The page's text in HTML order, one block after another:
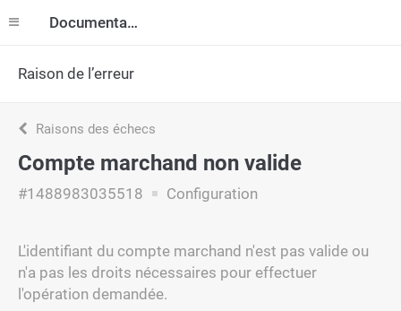
Documentation
Raison de l’erreur
Raisons des échecs
Compte marchand non valide
#1488983035518 Configuration
L'identifiant du compte marchand n'est pas valide ou
n'a pas les droits nécessaires pour effectuer
l'opération demandée.